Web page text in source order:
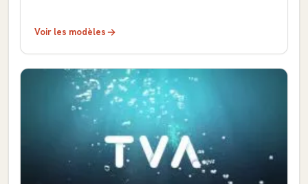
Voir les modèles